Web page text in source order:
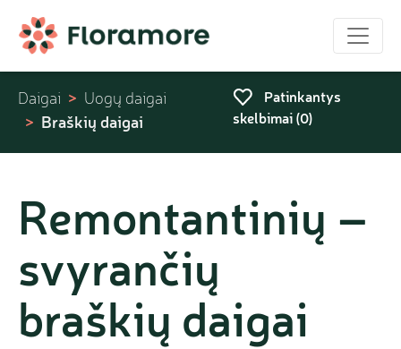
Daigai Uogų daigai
Braškių daigai
Patinkantys
skelbimai (0)
Remontantinių –
svyrančių
braškių daigai